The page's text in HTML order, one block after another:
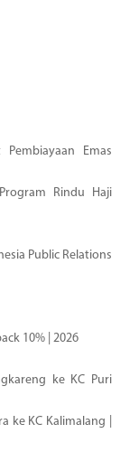
Emas
Rindu Haji
Public Relations
10% | 2026
ke KC Puri
ke KC Kalimalang |